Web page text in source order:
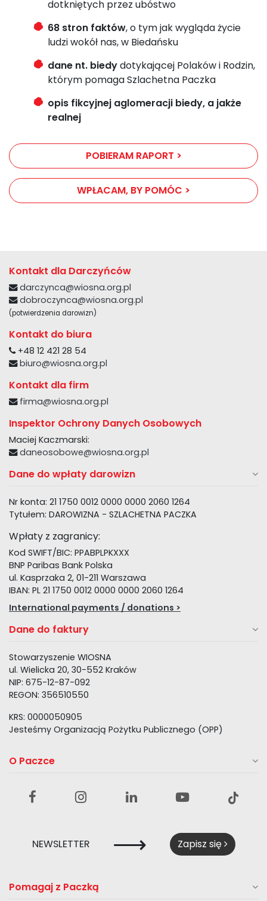
dotkniętych przez ubóstwo
68 stron faktów, o tym jak wygląda życie
ludzi wokół nas, w Biedańsku
dane nt. biedydotykającej Polaków i Rodzin,
którym pomaga Szlachetna Paczka
opis fikcyjnej aglomeracji biedy, a jakże
realnej
POBIERAM RAPORT >
WPŁACAM, BY POMÓC >
Kontakt dla Darczyńców
darczynca@wiosna.org.pl
dobroczynca@wiosna.org.pl
(potwierdzenia darowizn)
Kontakt do biura
+48 12 421 28 54
biuro@wiosna.org.pl
Kontakt dla firm
firma@wiosna.org.pl
Inspektor Ochrony Danych Osobowych
Maciej Kaczmarski:
daneosobowe@wiosna.org.pl
Dane do wpłaty darowizn
Nr konta: 21 1750 0012 0000 0000 2060 1264
Tytułem: DAROWIZNA - SZLACHETNA PACZKA
Wpłaty z zagranicy:
Kod SWIFT/BIC: PPABPLPKXXX
BNP Paribas Bank Polska
ul. Kasprzaka 2, 01-211 Warszawa
IBAN: PL 21 1750 0012 0000 0000 2060 1264
International payments / donations >
Dane do faktury
Stowarzyszenie WIOSNA
ul. Wielicka 20, 30-552 Kraków
NIP: 675-12-87-092
REGON: 356510550
KRS: 0000050905
Jesteśmy Organizacją Pożytku Publicznego (OPP)
O Paczce
NEWSLETTER ⟶ Zapisz się
Pomagaj z Paczką